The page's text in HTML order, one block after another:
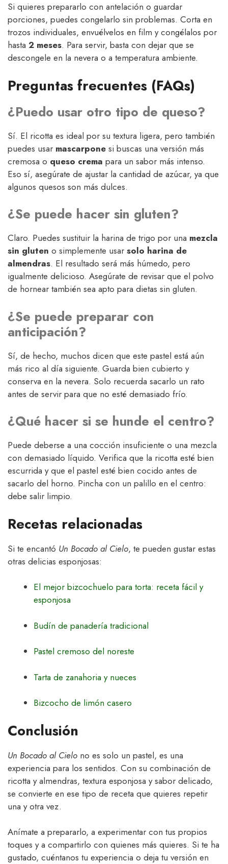
Si quieres prepararlo con antelación o guardar
porciones, puedes congelarlo sin problemas. Corta en
trozos individuales, envuélvelos en film y congélalos por
hasta 2 meses. Para servir, basta con dejar que se
descongele en la nevera o a temperatura ambiente.
Preguntas frecuentes (FAQs)
¿Puedo usar otro tipo de queso?
Sí. El ricotta es ideal por su textura ligera, pero también
puedes usar mascarpone si buscas una versión más
cremosa o queso crema para un sabor más intenso.
Eso sí, asegúrate de ajustar la cantidad de azúcar, ya que
algunos quesos son más dulces.
¿Se puede hacer sin gluten?
Claro. Puedes sustituir la harina de trigo por una mezcla
sin gluten o simplemente usar solo harina de
almendras. El resultado será más húmedo, pero
igualmente delicioso. Asegúrate de revisar que el polvo
de hornear también sea apto para dietas sin gluten.
¿Se puede preparar con
anticipación?
Sí, de hecho, muchos dicen que este pastel está aún
más rico al día siguiente. Guarda bien cubierto y
conserva en la nevera. Solo recuerda sacarlo un rato
antes de servir para que no esté demasiado frío.
¿Qué hacer si se hunde el centro?
Puede deberse a una cocción insuficiente o una mezcla
con demasiado líquido. Verifica que la ricotta esté bien
escurrida y que el pastel esté bien cocido antes de
sacarlo del horno. Pincha con un palillo en el centro:
debe salir limpio.
Recetas relacionadas
Si te encantó Un Bocado al Cielo, te pueden gustar estas
otras delicias esponjosas:
El mejor bizcochuelo para torta: receta fácil y
esponjosa
Budín de panadería tradicional
Pastel cremoso del noreste
Tarta de zanahoria y nueces
Bizcocho de limón casero
Conclusión
Un Bocado al Cielo no es solo un pastel, es una
experiencia para los sentidos. Con su combinación de
ricotta y almendras, textura esponjosa y sabor delicado,
se convierte en ese tipo de receta que quieres repetir
una y otra vez.
Anímate a prepararlo, a experimentar con tus propios
toques y a compartirlo con quienes más quieres. Si te ha
gustado, cuéntanos tu experiencia o deja tu versión en